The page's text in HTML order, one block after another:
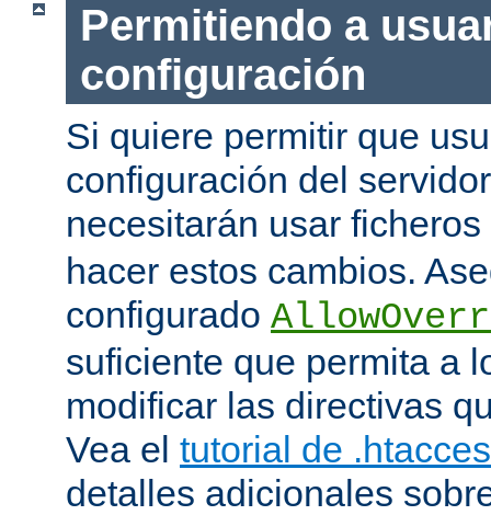
Permitiendo a
configuración
Si quiere permitir que
configuración del
necesitarán usar ficheros
hacer estos cambios.
configurado
suficiente que permita a
modificar las directivas
Vea el tutorial de
detalles adicionales